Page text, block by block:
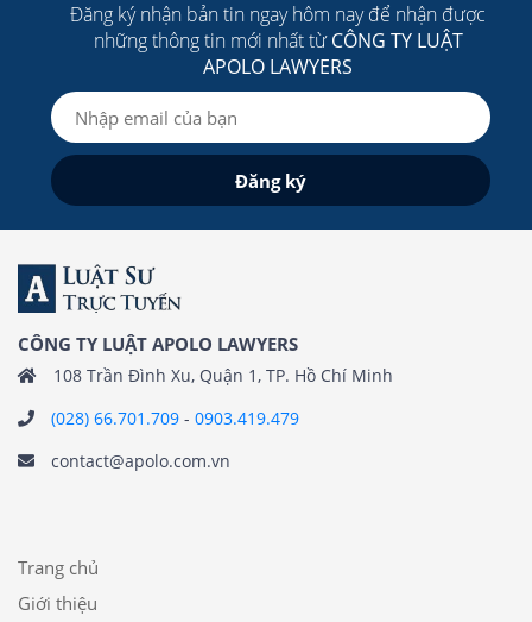
Đăng ký nhận bản tin ngay hôm nay để nhận được
những thông tin mới nhất từCÔNG TY LUẬT
APOLO LAWYERS
CÔNG TY LUẬT APOLO LAWYERS
108 Trần Đình Xu, Quận 1, TP. Hồ Chí Minh
(028) 66.701.709 - 0903.419.479
contact@apolo.com.vn
Trang chủ
Giới thiệu